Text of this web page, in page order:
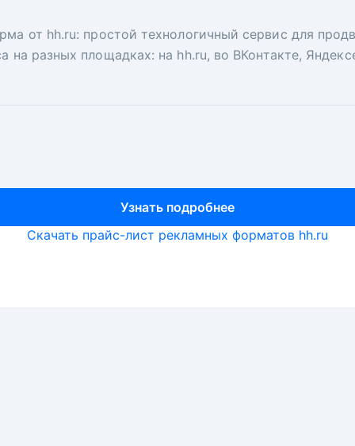
от hh.ru: простой технологичный сервис для
на разных площадках: на hh.ru, во ВКонтакте,
Узнать подробнее
вакансий на главной странице hh.ru.
ключ. Решите, сколько кандидатов и когда вам
рекрутеры и проектные менеджеры hh.ru с
Узнать подробнее
Скачать прайс-лист рекламных форматов hh.ru